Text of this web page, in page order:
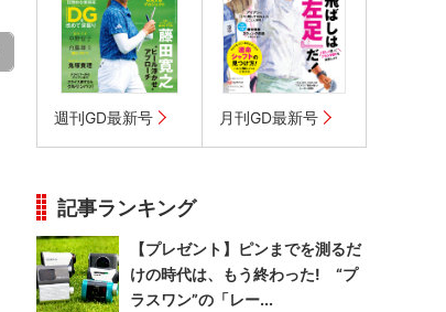
週刊GD最新号 月刊GD最新号
記事ランキング
【プレゼント】ピンまでを測るだ
けの時代は、もう終わった! “プ
ラスワン”の「レー...